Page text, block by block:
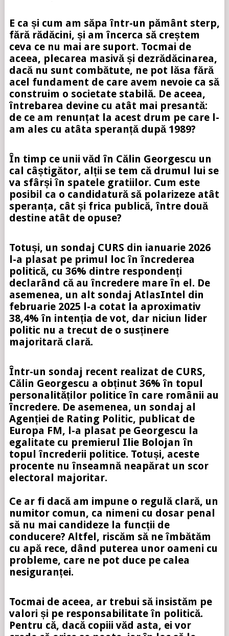
E ca și cum am săpa într-un pământ sterp,
fără rădăcini, și am încerca să creștem
ceva ce nu mai are suport. Tocmai de
aceea, plecarea masivă și dezrădăcinarea,
dacă nu sunt combătute, ne pot lăsa fără
acel fundament de care avem nevoie ca să
construim o societate stabilă. De aceea,
întrebarea devine cu atât mai presantă:
de ce am renunțat la acest drum pe care l-
am ales cu atâta speranță după 1989?
În timp ce unii văd în Călin Georgescu un
cal câștigător, alții se tem că drumul lui se
va sfârși în spatele gratiilor. Cum este
posibil ca o candidatură să polarizeze atât
speranța, cât și frica publică, între două
destine atât de opuse?
Totuși, un sondaj CURS din ianuarie 2026
l-a plasat pe primul loc în încrederea
politică, cu 36% dintre respondenți
declarând că au încredere mare în el. De
asemenea, un alt sondaj AtlasIntel din
februarie 2025 l-a cotat la aproximativ
38,4% în intenția de vot, dar niciun lider
politic nu a trecut de o susținere
majoritară clară.
Într-un sondaj recent realizat de CURS,
Călin Georgescu a obținut 36% în topul
personalităților politice în care românii au
încredere. De asemenea, un sondaj al
Agenției de Rating Politic, publicat de
Europa FM, l-a plasat pe Georgescu la
egalitate cu premierul Ilie Bolojan în
topul încrederii politice. Totuși, aceste
procente nu înseamnă neapărat un scor
electoral majoritar.
Ce ar fi dacă am impune o regulă clară, un
numitor comun, ca nimeni cu dosar penal
să nu mai candideze la funcții de
conducere? Altfel, riscăm să ne îmbătăm
cu apă rece, dând puterea unor oameni cu
probleme, care ne pot duce pe calea
nesiguranței.
Tocmai de aceea, ar trebui să insistăm pe
valori și pe responsabilitate în politică.
Pentru că, dacă copiii văd asta, ei vor